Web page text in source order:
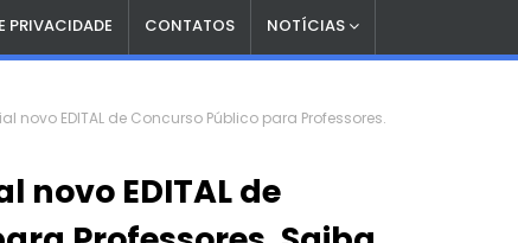
PRIVACIDADE CONTATOS NOTÍCIAS
novo EDITAL de Concurso Público para Professores.
novo EDITAL de